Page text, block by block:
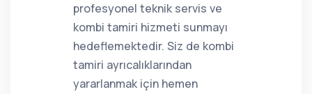
profesyonel teknik servis ve
kombi tamiri hizmeti sunmayı
hedeflemektedir. Siz de kombi
tamiri ayrıcalıklarından
yararlanmak için hemen